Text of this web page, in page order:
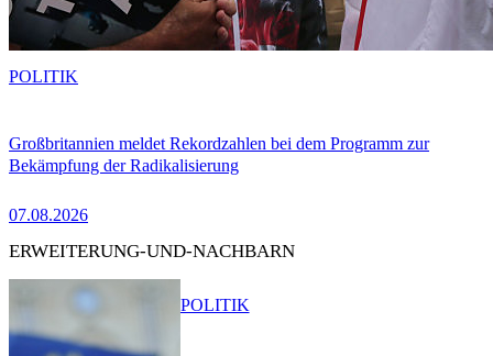
Großbritannien meldet Rekordzahlen bei dem Programm zur
Bekämpfung der Radikalisierung
07.08.2026
POLITIK
ERWEITERUNG-UND-NACHBARN
POLITIK